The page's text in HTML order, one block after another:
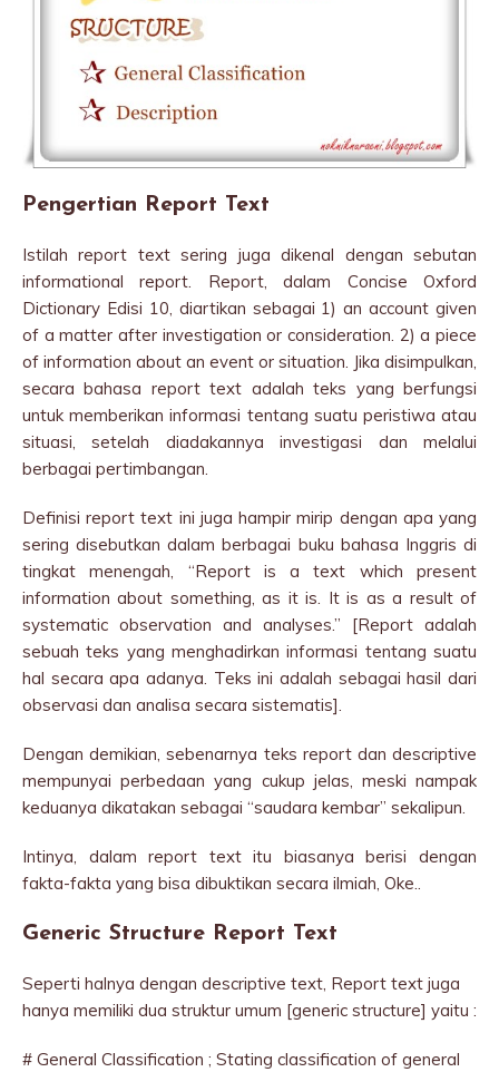
Pengertian Report Text
Istilah report text sering juga dikenal dengan sebutan
informational report. Report, dalam Concise Oxford
Dictionary Edisi 10, diartikan sebagai 1) an account given
of a matter after investigation or consideration. 2) a piece
of information about an event or situation. Jika disimpulkan,
secara bahasa report text adalah teks yang berfungsi
untuk memberikan informasi tentang suatu peristiwa atau
situasi, setelah diadakannya investigasi dan melalui
berbagai pertimbangan.
Definisi report text ini juga hampir mirip dengan apa yang
sering disebutkan dalam berbagai buku bahasa Inggris di
tingkat menengah, “Report is a text which present
information about something, as it is. It is as a result of
systematic observation and analyses.” [Report adalah
sebuah teks yang menghadirkan informasi tentang suatu
hal secara apa adanya. Teks ini adalah sebagai hasil dari
observasi dan analisa secara sistematis].
Dengan demikian, sebenarnya teks report dan descriptive
mempunyai perbedaan yang cukup jelas, meski nampak
keduanya dikatakan sebagai “saudara kembar” sekalipun.
Intinya, dalam report text itu biasanya berisi dengan
fakta-fakta yang bisa dibuktikan secara ilmiah, Oke..
Generic Structure Report Text
Seperti halnya dengan descriptive text, Report text juga
hanya memiliki dua struktur umum [generic structure] yaitu :
# General Classification ; Stating classification of general